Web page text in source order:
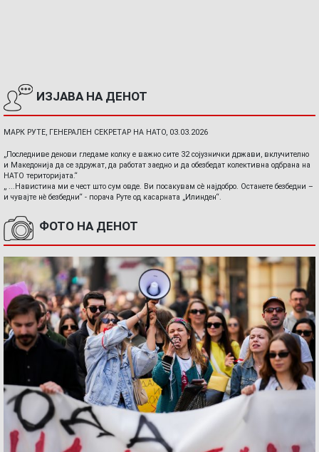
ИЗЈАВА НА ДЕНОТ
МАРК РУТЕ, ГЕНЕРАЛЕН СЕКРЕТАР НА НАТО, 03.03.2026
„Последниве денови гледаме колку е важно сите 32 сојузнички држави, вклучително
и Македонија да се здружат, да работат заедно и да обезбедат колективна одбрана на
НАТО територијата.“
„ ...Навистина ми е чест што сум овде. Ви посакувам сè најдобро. Останете безбедни –
и чувајте нè безбедни“ - порача Руте од касарната „Илинден“.
ФОТО НА ДЕНОТ